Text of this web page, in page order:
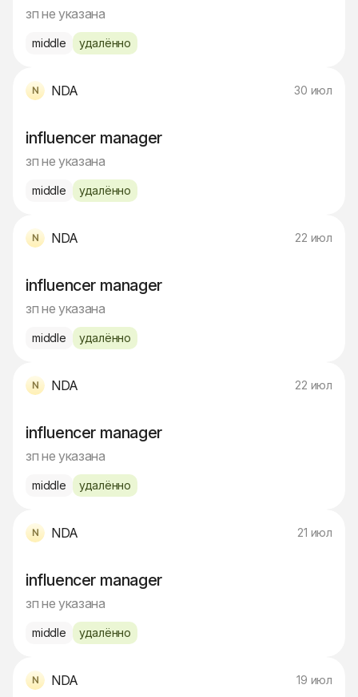
зп не указана
middle удалённо
NDA 30 июл
influencer manager
зп не указана
middle удалённо
NDA 22 июл
influencer manager
зп не указана
middle удалённо
NDA 22 июл
influencer manager
зп не указана
middle удалённо
NDA 21 июл
influencer manager
зп не указана
middle удалённо
NDA 19 июл